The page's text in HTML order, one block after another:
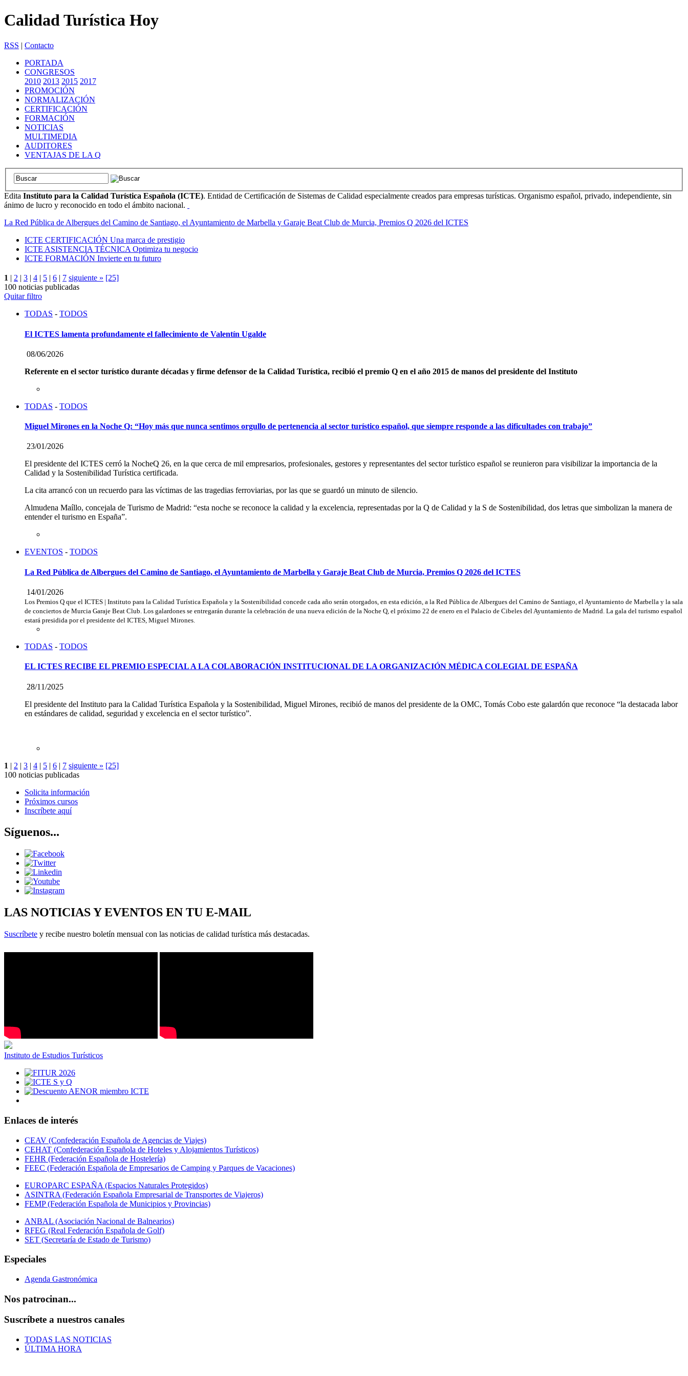
Calidad Turística Hoy
RSS | Contacto
PORTADA
CONGRESOS
2010 2013 2015 2017
PROMOCIÓN
NORMALIZACIÓN
CERTIFICACIÓN
FORMACIÓN
NOTICIAS
MULTIMEDIA
AUDITORES
VENTAJAS DE LA Q
Edita Instituto para la Calidad Turística Española (ICTE). Entidad de Certificación de Sistemas de Calidad especialmente creados para empresas turísticas. Organismo español, privado, independiente, sin
ánimo de lucro y reconocido en todo el ámbito nacional.
La Red Pública de Albergues del Camino de Santiago, el Ayuntamiento de Marbella y Garaje Beat Club de Murcia, Premios Q 2026 del ICTES
ICTE CERTIFICACIÓN Una marca de prestigio
ICTE ASISTENCIA TÉCNICA Optimiza tu negocio
ICTE FORMACIÓN Invierte en tu futuro
1 | 2 | 3 | 4 | 5 | 6 | 7 siguiente » [25]
100 noticias publicadas
Quitar filtro
TODAS - TODOS
El ICTES lamenta profundamente el fallecimiento de Valentín Ugalde
08/06/2026
Referente en el sector turístico durante décadas y firme defensor de la Calidad Turística, recibió el premio Q en el año 2015 de manos del presidente del Instituto
TODAS - TODOS
Miguel Mirones en la Noche Q: “Hoy más que nunca sentimos orgullo de pertenencia al sector turístico español, que siempre responde a las dificultades con trabajo”
23/01/2026
El presidente del ICTES cerró la NocheQ 26, en la que cerca de mil empresarios, profesionales, gestores y representantes del sector turístico español se reunieron para visibilizar la importancia de la
Calidad y la Sostenibilidad Turística certificada.
La cita arrancó con un recuerdo para las víctimas de las tragedias ferroviarias, por las que se guardó un minuto de silencio.
Almudena Maíllo, concejala de Turismo de Madrid: “esta noche se reconoce la calidad y la excelencia, representadas por la Q de Calidad y la S de Sostenibilidad, dos letras que simbolizan la manera de
entender el turismo en España”.
EVENTOS - TODOS
La Red Pública de Albergues del Camino de Santiago, el Ayuntamiento de Marbella y Garaje Beat Club de Murcia, Premios Q 2026 del ICTES
14/01/2026
Los Premios Q que el ICTES | Instituto para la Calidad Turística Española y la Sostenibilidad concede cada año serán otorgados, en esta edición, a la Red Pública de Albergues del Camino de Santiago, el Ayuntamiento de Marbella y la sala
de conciertos de Murcia Garaje Beat Club. Los galardones se entregarán durante la celebración de una nueva edición de la Noche Q, el próximo 22 de enero en el Palacio de Cibeles del Ayuntamiento de Madrid. La gala del turismo español
estará presidida por el presidente del ICTES, Miguel Mirones.
TODAS - TODOS
EL ICTES RECIBE EL PREMIO ESPECIAL A LA COLABORACIÓN INSTITUCIONAL DE LA ORGANIZACIÓN MÉDICA COLEGIAL DE ESPAÑA
28/11/2025
El presidente del Instituto para la Calidad Turística Española y la Sostenibilidad, Miguel Mirones, recibió de manos del presidente de la OMC, Tomás Cobo este galardón que reconoce “la destacada labor
en estándares de calidad, seguridad y excelencia en el sector turístico”.
1 | 2 | 3 | 4 | 5 | 6 | 7 siguiente » [25]
100 noticias publicadas
Solicita información
Próximos cursos
Inscríbete aquí
Síguenos...
LAS NOTICIAS Y EVENTOS EN TU E-MAIL
Suscríbete y recibe nuestro boletín mensual con las noticias de calidad turística más destacadas.
Instituto de Estudios Turísticos
Enlaces de interés
CEAV (Confederación Española de Agencias de Viajes)
CEHAT (Confederación Española de Hoteles y Alojamientos Turísticos)
FEHR (Federación Española de Hostelería)
FEEC (Federación Española de Empresarios de Camping y Parques de Vacaciones)
EUROPARC ESPAÑA (Espacios Naturales Protegidos)
ASINTRA (Federación Española Empresarial de Transportes de Viajeros)
FEMP (Federación Española de Municipios y Provincias)
ANBAL (Asociación Nacional de Balnearios)
RFEG (Real Federación Española de Golf)
SET (Secretaría de Estado de Turismo)
Especiales
Agenda Gastronómica
Nos patrocinan...
Suscríbete a nuestros canales
TODAS LAS NOTICIAS
ÚLTIMA HORA